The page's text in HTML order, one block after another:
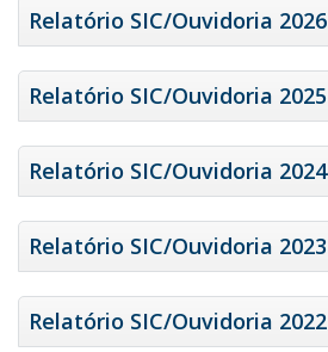
Relatório SIC/Ouvidoria 2026
Relatório SIC/Ouvidoria 2025
Relatório SIC/Ouvidoria 2024
Relatório SIC/Ouvidoria 2023
Relatório SIC/Ouvidoria 2022